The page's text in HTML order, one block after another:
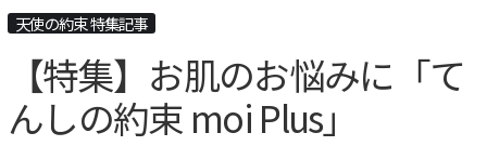
天使の約束 特集記事
【特集】お肌のお悩みに「て
んしの約束 moi Plus」